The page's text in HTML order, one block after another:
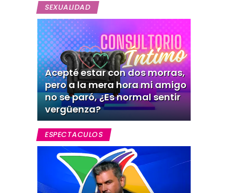
SEXUALIDAD
Acepté estar con dos morras,
pero a la mera hora mi amigo
no se paró, ¿Es normal sentir
vergüenza?
ESPECTACULOS